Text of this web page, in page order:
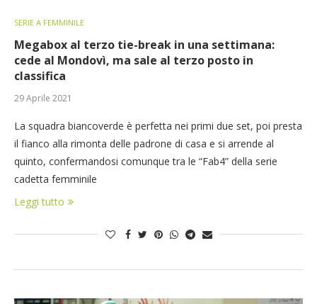
SERIE A FEMMINILE
Megabox al terzo tie-break in una settimana:
cede al Mondovì, ma sale al terzo posto in
classifica
29 Aprile 2021
La squadra biancoverde è perfetta nei primi due set, poi presta
il fianco alla rimonta delle padrone di casa e si arrende al
quinto, confermandosi comunque tra le “Fab4” della serie
cadetta femminile
Leggi tutto